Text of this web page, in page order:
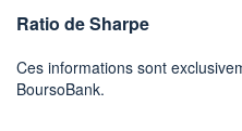
Ratio de Sharpe
Ces informations sont
BoursoBank.